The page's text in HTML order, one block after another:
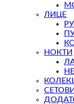
ЛИЦЕ
НОКТИ
СЕТОВИ